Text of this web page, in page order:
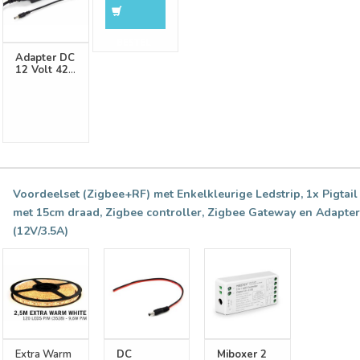
Adapter DC
12 Volt 42
Voordeelset (Zigbee+RF) met Enkelkleurige Ledstrip, 1x Pigtail
met 15cm draad, Zigbee controller, Zigbee Gateway en Adapter
(12V/3.5A)
Extra Warm
DC
Miboxer 2